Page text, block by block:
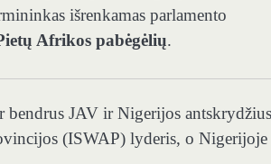
išrenkamas parlamento
Afrikos pabėgėlių.
bendrus JAV ir Nigerijos antskrydžius
(ISWAP) lyderis, o Nigerijoje